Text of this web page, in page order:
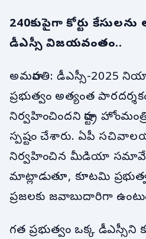
240కుపైగా కోర్టు
డీఎస్సీ విజయవంతం..
అమరావతి: డీఎస్సీ-2025
ప్రభుత్వం అత్యంత
నిర్వహించిందని రాష్ట్ర
స్పష్టం చేశారు. ఏపీ
నిర్వహించిన మీడియా
మాట్లాడుతూ, కూటమి
ప్రజలకు జవాబుదారిగా
గత ప్రభుత్వం ఒక్క